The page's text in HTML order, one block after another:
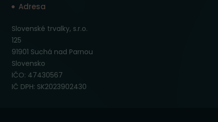
Adresa
Slovenské trvalky, s.r.o.
125
91901 Suchá nad Parnou
Slovensko
IČO: 47430567
IČ DPH: SK2023902430